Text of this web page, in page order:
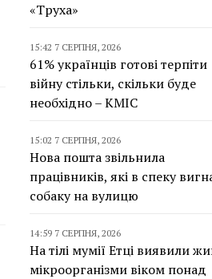
«Труха»
15:42 7 СЕРПНЯ, 2026
61% українців готові терпіти
війну стільки, скільки буде
необхідно – КМІС
15:02 7 СЕРПНЯ, 2026
Нова пошта звільнила
працівників, які в спеку
собаку на вулицю
14:59 7 СЕРПНЯ, 2026
На тілі мумії Етці виявили
мікроорганізми віком понад